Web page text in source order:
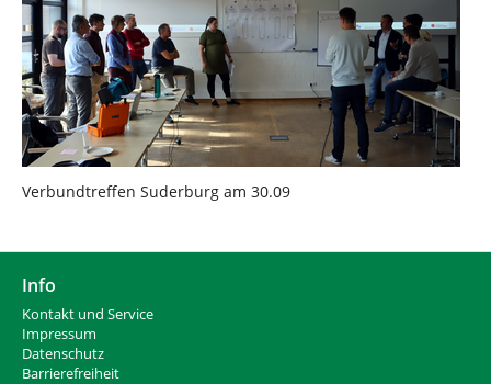
Verbundtreffen Suderburg am 30.09
Info
Kontakt und Service
Impressum
Datenschutz
Barrierefreiheit